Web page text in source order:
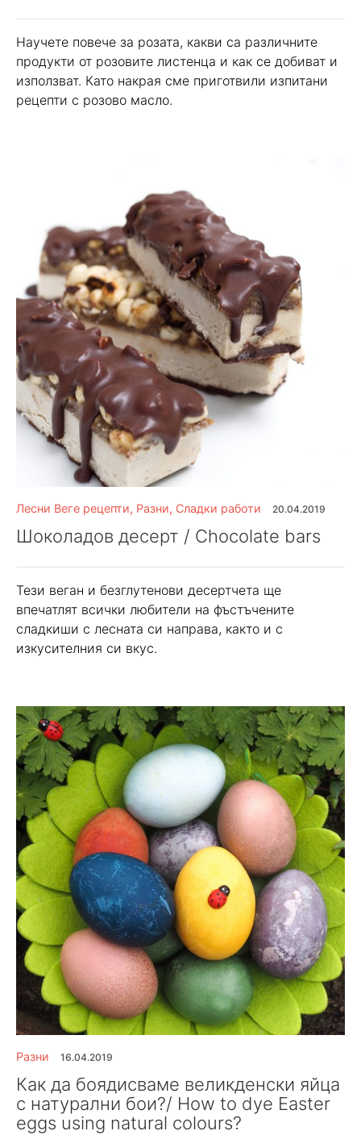
Научете повече за розата, какви са различните
продукти от розовите листенца и как се добиват и
използват. Като накрая сме приготвили изпитани
рецепти с розово масло.
Лесни Веге рецепти, Разни, Сладки работи 20.04.2019
Шоколадов десерт / Chocolate bars
Тези веган и безглутенови десертчета ще
впечатлят всички любители на фъстъчените
сладкиши с лесната си направа, както и с
изкусителния си вкус.
Разни 16.04.2019
Как да боядисваме великденски яйца
с натурални бои?/ How to dye Easter
eggs using natural colours?